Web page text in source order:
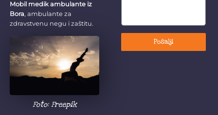
Mobil medik ambulante iz
Bora, ambulante za
zdravstvenu negu i zaštitu.
Foto: Freepik
Pošalji